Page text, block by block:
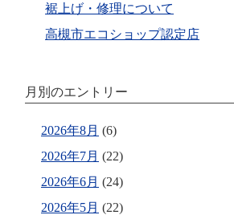
裾上げ・修理について
高槻市エコショップ認定店
月別のエントリー
2026年8月 (6)
2026年7月 (22)
2026年6月 (24)
2026年5月 (22)